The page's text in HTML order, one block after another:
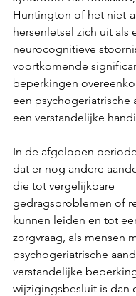
Huntington of het niet-
hersenletsel zich uit als
neurocognitieve
voortkomende
beperkingen
een psychogeriatrische
een verstandelijke
In de afgelopen
dat er nog andere
die tot vergelijkbare
gedragsproblemen of
kunnen leiden en tot
zorgvraag, als mensen
psychogeriatrische
verstandelijke
wijzigingsbesluit is dan